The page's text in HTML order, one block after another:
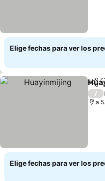
Elige fechas para ver los
/
a
Elige fechas para ver los